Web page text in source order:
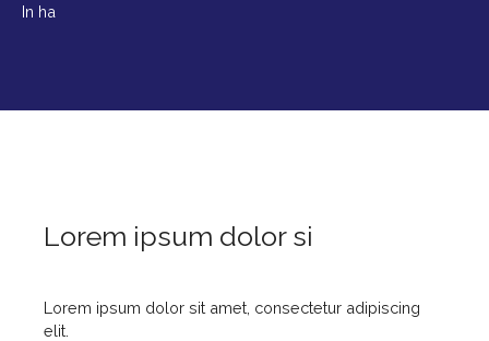
In ha
Lorem ipsum dolor si
Lorem ipsum dolor sit amet, consectetur adipiscing
elit.